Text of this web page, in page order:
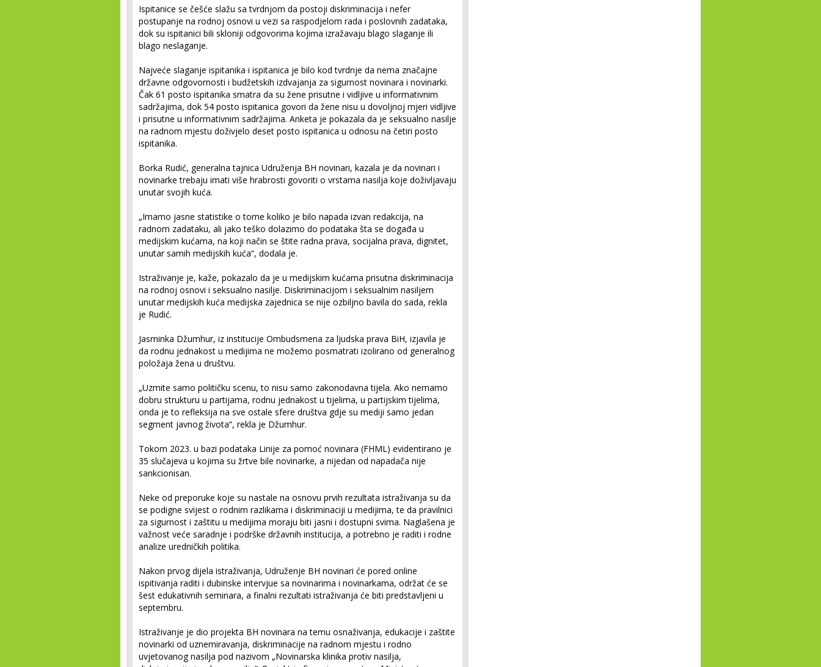
Ispitanice se češće slažu sa tvrdnjom da postoji diskriminacija i nefer
postupanje na rodnoj osnovi u vezi sa raspodjelom rada i poslovnih zadataka,
dok su ispitanici bili skloniji odgovorima kojima izražavaju blago slaganje ili
blago neslaganje.
Najveće slaganje ispitanika i ispitanica je bilo kod tvrdnje da nema značajne
državne odgovornosti i budžetskih izdvajanja za sigurnost novinara i novinarki.
Čak 61 posto ispitanika smatra da su žene prisutne i vidljive u informativnim
sadržajima, dok 54 posto ispitanica govori da žene nisu u dovoljnoj mjeri vidljive
i prisutne u informativnim sadržajima. Anketa je pokazala da je seksualno nasilje
na radnom mjestu doživjelo deset posto ispitanica u odnosu na četiri posto
ispitanika.
Borka Rudić, generalna tajnica Udruženja BH novinari, kazala je da novinari i
novinarke trebaju imati više hrabrosti govoriti o vrstama nasilja koje doživljavaju
unutar svojih kuća.
„Imamo jasne statistike o tome koliko je bilo napada izvan redakcija, na
radnom zadataku, ali jako teško dolazimo do podataka šta se događa u
medijskim kućama, na koji način se štite radna prava, socijalna prava, dignitet,
unutar samih medijskih kuća“, dodala je.
Istraživanje je, kaže, pokazalo da je u medijskim kućama prisutna diskriminacija
na rodnoj osnovi i seksualno nasilje. Diskriminacijom i seksualnim nasiljem
unutar medijskih kuća medijska zajednica se nije ozbiljno bavila do sada, rekla
je Rudić.
Jasminka Džumhur, iz institucije Ombudsmena za ljudska prava BiH, izjavila je
da rodnu jednakost u medijima ne možemo posmatrati izolirano od generalnog
položaja žena u društvu.
„Uzmite samo političku scenu, to nisu samo zakonodavna tijela. Ako nemamo
dobru strukturu u partijama, rodnu jednakost u tijelima, u partijskim tijelima,
onda je to refleksija na sve ostale sfere društva gdje su mediji samo jedan
segment javnog života“, rekla je Džumhur.
Tokom 2023. u bazi podataka Linije za pomoć novinara (FHML) evidentirano je
35 slučajeva u kojima su žrtve bile novinarke, a nijedan od napadača nije
sankcionisan.
Neke od preporuke koje su nastale na osnovu prvih rezultata istraživanja su da
se podigne svijest o rodnim razlikama i diskriminaciji u medijima, te da pravilnici
za sigurnost i zaštitu u medijima moraju biti jasni i dostupni svima. Naglašena je
važnost veće saradnje i podrške državnih institucija, a potrebno je raditi i rodne
analize uredničkih politika.
Nakon prvog dijela istraživanja, Udruženje BH novinari će pored online
ispitivanja raditi i dubinske intervjue sa novinarima i novinarkama, održat će se
šest edukativnih seminara, a finalni rezultati istraživanja će biti predstavljeni u
septembru.
Istraživanje je dio projekta BH novinara na temu osnaživanja, edukacije i zaštite
novinarki od uznemiravanja, diskriminacije na radnom mjestu i rodno
uvjetovanog nasilja pod nazivom „Novinarska klinika protiv nasilja,